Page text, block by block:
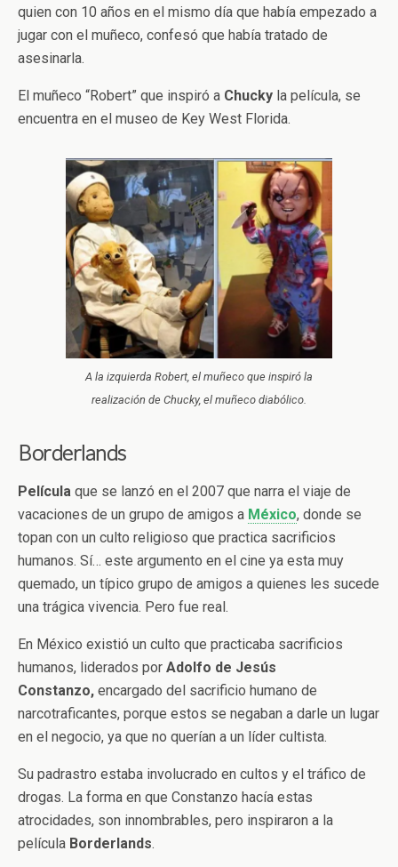
quien con 10 años en el mismo día que había empezado a
jugar con el muñeco, confesó que había tratado de
asesinarla.
El muñeco “Robert” que inspiró a Chucky la película, se
encuentra en el museo de Key West Florida.
A la izquierda Robert, el muñeco que inspiró la
realización de Chucky, el muñeco diabólico.
Borderlands
Película que se lanzó en el 2007 que narra el viaje de
vacaciones de un grupo de amigos a México, donde se
topan con un culto religioso que practica sacrificios
humanos. Sí… este argumento en el cine ya esta muy
quemado, un típico grupo de amigos a quienes les sucede
una trágica vivencia. Pero fue real.
En México existió un culto que practicaba sacrificios
humanos, liderados por Adolfo de Jesús
Constanzo, encargado del sacrificio humano de
narcotraficantes, porque estos se negaban a darle un lugar
en el negocio, ya que no querían a un líder cultista.
Su padrastro estaba involucrado en cultos y el tráfico de
drogas. La forma en que Constanzo hacía estas
atrocidades, son innombrables, pero inspiraron a la
película Borderlands.